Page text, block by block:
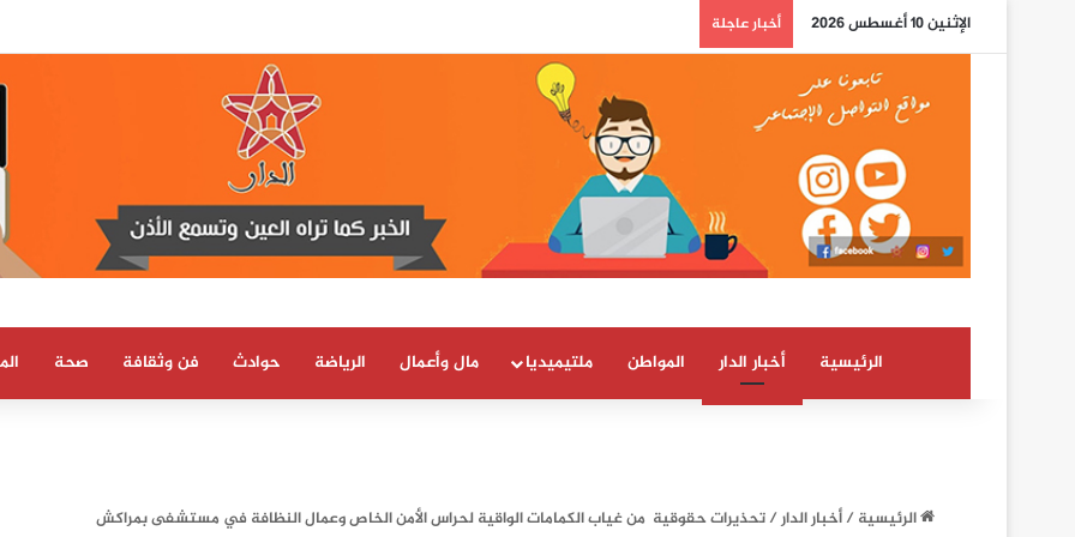
الإثنين 10 أغسطس 2026 أخبار عاجلة
الرئيسية أخبار الدار المواطن ملتيميديا مال وأعمال الرياضة حوادث فن وثقافة صحة
الرئيسية/أخبار الدار/تحذيرات حقوقية من غياب الكمامات الواقية لحراس الأمن الخاص وعمال النظافة في مستشفى بمراكش